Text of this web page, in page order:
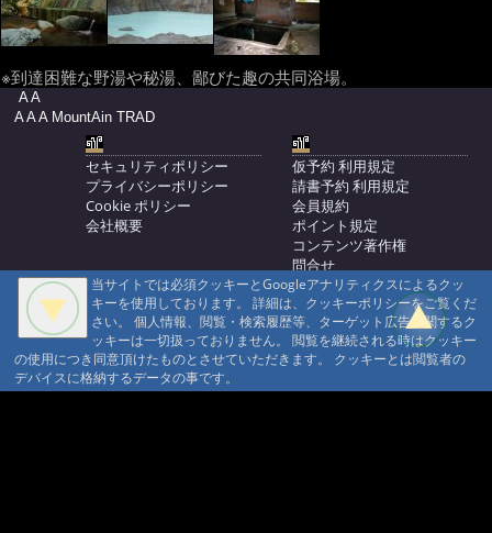
※到達困難な野湯や秘湯、鄙びた趣の共同浴場。
A A
A A A MountAin TRAD
セキュリティポリシー
プライバシーポリシー
Cookie ポリシー
会社概要
仮予約 利用規定
請書予約 利用規定
会員規約
ポイント規定
コンテンツ著作権
問合せ
マウンテントラッド株式会社
〒386-1211 長野県上田市下之郷692
0268371176
© 1999-2026 MountAin TRAD ® Inc. https://www.mountaintrad.co.jp
当サイトでは必須クッキーとGoogleアナリティクスによるクッ
キーを使用しております。 詳細は、クッキーポリシーをご覧くだ
さい。 個人情報、閲覧・検索履歴等、ターゲット広告に関するク
ッキーは一切扱っておりません。 閲覧を継続される時はクッキー
の使用につき同意頂けたものとさせていただきます。 クッキーとは閲覧者の
デバイスに格納するデータの事です。